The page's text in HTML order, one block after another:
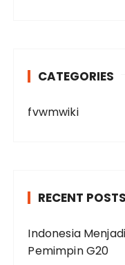
CATEGORIES
fvwmwiki
RECENT POSTS
Indonesia
Pemimpin G20